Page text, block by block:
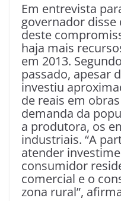
Em entrevista
governador disse
deste
haja mais
em 2013.
passado, apesar
investiu
de reais em
demanda da
a produtora, os
industriais. “A
atender
consumidor
comercial e o
zona rural”,